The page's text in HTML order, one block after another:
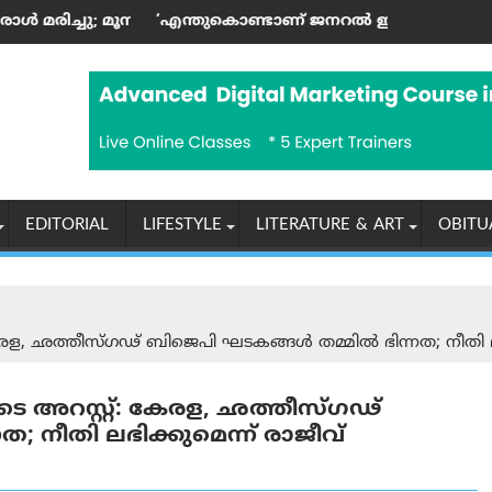
പരിക്കേറ്റു; അഞ്ച് വയസ്സുള്ള കുട്ടി അത്ഭുതകരമായി
ജനറൽ ഇസഡ് തെരുവിലിറങ്ങിയത്?’; ആര്‍
ഓഗസ്റ്റ്
EDITORIAL LIFESTYLE LITERATURE & ART
ഛത്തീസ്ഗഢ് ബിജെപി ഘടകങ്ങൾ തമ്മിൽ ഭിന്നത; നീതി
അറസ്റ്റ്: കേരള, ഛത്തീസ്ഗഢ്
നീതി ലഭിക്കുമെന്ന് രാജീവ്